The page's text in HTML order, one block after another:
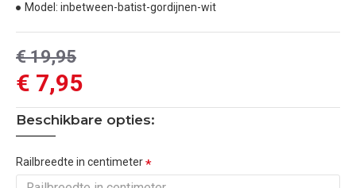
€ 7,95
€ 19,95
Model: inbetween-batist-gordijnen-wit
Beschikbare opties:
Railbreedte in centimeter